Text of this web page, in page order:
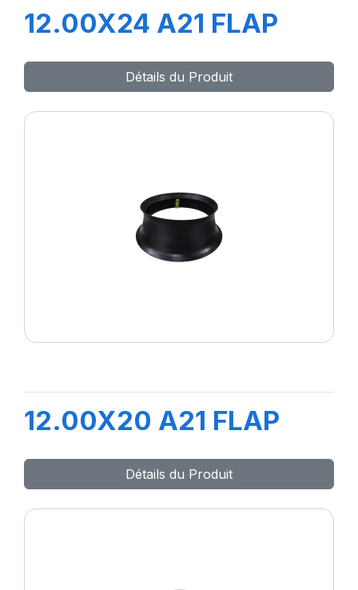
12.00X24 A21 FLAP
Détails du Produit
12.00X20 A21 FLAP
Détails du Produit